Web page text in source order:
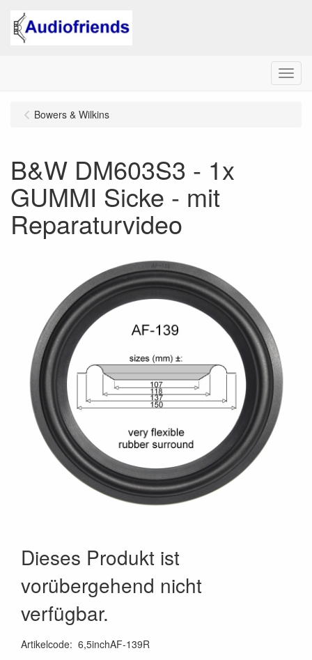
Menu
Bowers & Wilkins
B&W DM603S3 - 1x
GUMMI Sicke - mit
Reparaturvideo
Dieses Produkt ist
vorübergehend nicht
verfügbar.
Artikelcode: 6,5inchAF-139R